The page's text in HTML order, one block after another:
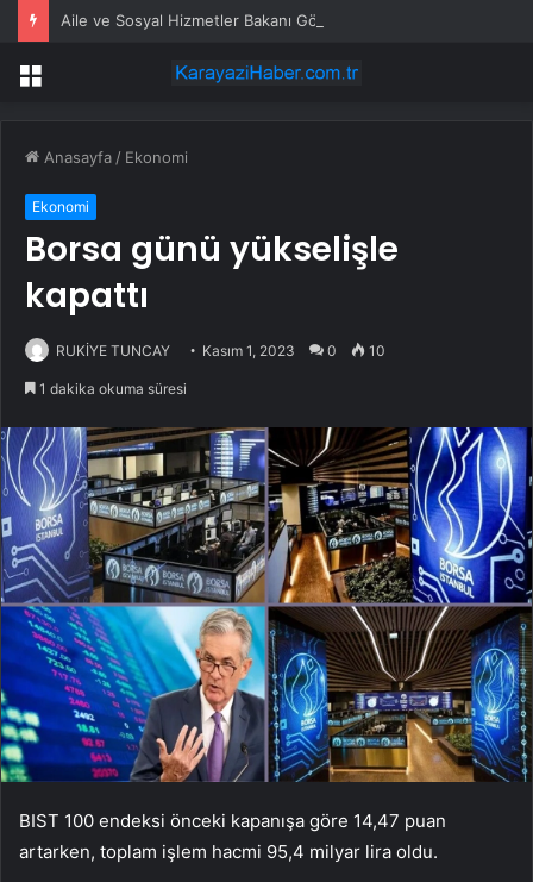
Menü
Anasayfa / Ekonomi
Ekonomi
Borsa günü yükselişle
kapattı
RUKİYE TUNCAY Kasım 1, 2023 0 10
1 dakika okuma süresi
BIST 100 endeksi önceki kapanışa göre 14,47 puan
artarken, toplam işlem hacmi 95,4 milyar lira oldu.